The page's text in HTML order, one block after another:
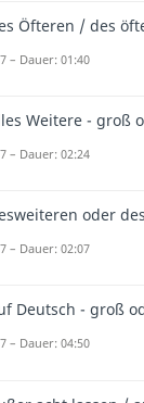
Öfteren / des
– Dauer: 01:40
Weitere - groß
– Dauer: 02:24
oder
– Dauer: 02:07
Deutsch - groß
– Dauer: 04:50